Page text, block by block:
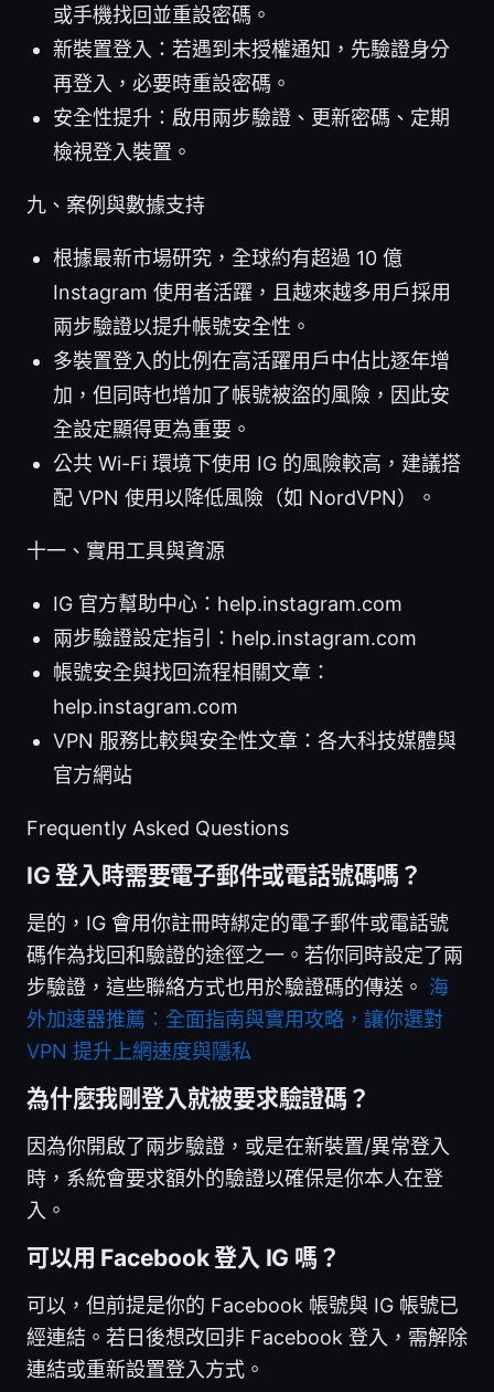
或手機找回並重設密碼。
新裝置登入：若遇到未授權通知，先驗證身分
再登入，必要時重設密碼。
安全性提升：啟用兩步驗證、更新密碼、定期
檢視登入裝置。
九、案例與數據支持
根據最新市場研究，全球約有超過 10 億
Instagram 使用者活躍，且越來越多用戶採用
兩步驗證以提升帳號安全性。
多裝置登入的比例在高活躍用戶中佔比逐年增
加，但同時也增加了帳號被盜的風險，因此安
全設定顯得更為重要。
公共 Wi-Fi 環境下使用 IG 的風險較高，建議搭
配 VPN 使用以降低風險（如 NordVPN）。
十一、實用工具與資源
IG 官方幫助中心：help.instagram.com
兩步驗證設定指引：help.instagram.com
帳號安全與找回流程相關文章：
help.instagram.com
VPN 服務比較與安全性文章：各大科技媒體與
官方網站
Frequently Asked Questions
IG 登入時需要電子郵件或電話號碼嗎？
是的，IG 會用你註冊時綁定的電子郵件或電話號
碼作為找回和驗證的途徑之一。若你同時設定了兩
步驗證，這些聯絡方式也用於驗證碼的傳送。 海
外加速器推薦：全面指南與實用攻略，讓你選對
VPN 提升上網速度與隱私
為什麼我剛登入就被要求驗證碼？
因為你開啟了兩步驗證，或是在新裝置/異常登入
時，系統會要求額外的驗證以確保是你本人在登
入。
可以用 Facebook 登入 IG 嗎？
可以，但前提是你的 Facebook 帳號與 IG 帳號已
經連結。若日後想改回非 Facebook 登入，需解除
連結或重新設置登入方式。